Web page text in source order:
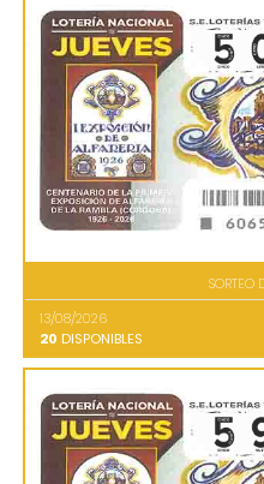
SORTEO
13/08/2026
20 DISPONIBLES